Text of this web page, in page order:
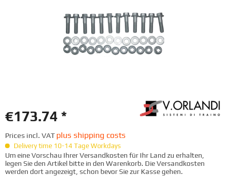
€173.74 *
Prices incl. VAT plus shipping costs
Delivery time 10-14 Tage Workdays
Um eine Vorschau Ihrer Versandkosten für Ihr Land zu erhalten,
legen Sie den Artikel bitte in den Warenkorb. Die Versandkosten
werden dort angezeigt, schon bevor Sie zur Kasse gehen.